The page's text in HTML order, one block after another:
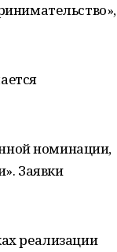
номинации,
Заявки
реализации